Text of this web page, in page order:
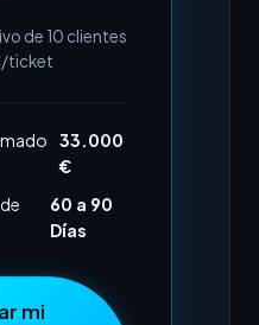
de 10 clientes
ticket
33.000
€
60 a 90
Días
mi